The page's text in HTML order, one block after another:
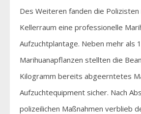
Des Weiteren fanden die Polizisten
Kellerraum eine professionelle
Aufzuchtplantage. Neben mehr als
Marihuanapflanzen stellten die
Kilogramm bereits abgeerntetes
Aufzuchtequipment sicher. Nach
polizeilichen Maßnahmen verblieb